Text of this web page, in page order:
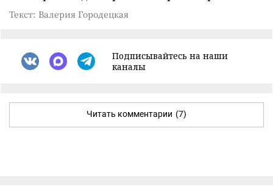
Текст: Валерия Городецкая
Подписывайтесь на наши
каналы
Читать комментарии (7)